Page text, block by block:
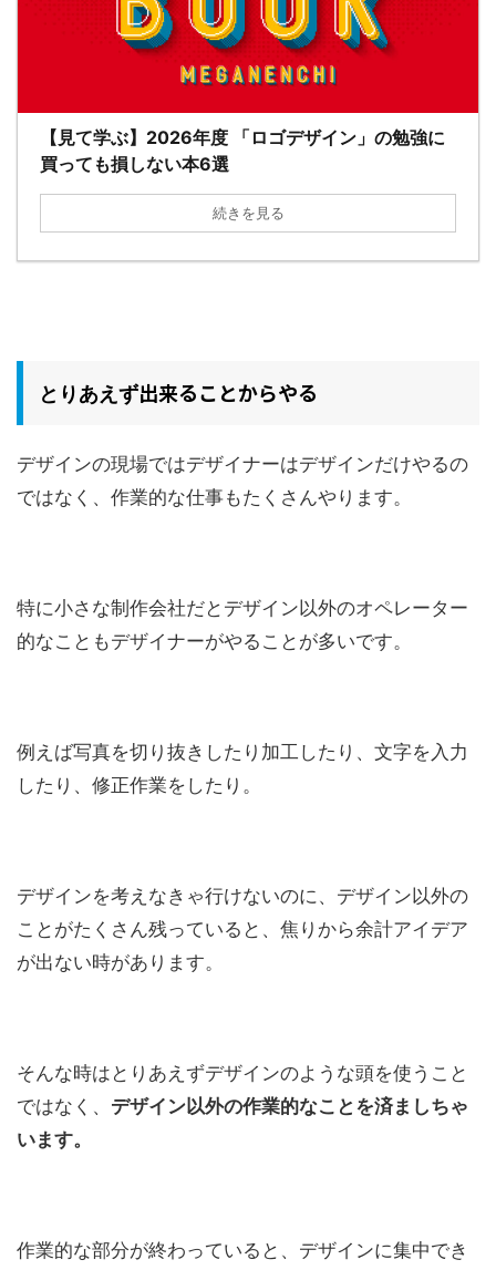
【見て学ぶ】2026年度 「ロゴデザイン」の勉強に
買っても損しない本6選
続きを見る
とりあえず出来ることからやる
デザインの現場ではデザイナーはデザインだけやるの
ではなく、作業的な仕事もたくさんやります。
特に小さな制作会社だとデザイン以外のオペレーター
的なこともデザイナーがやることが多いです。
例えば写真を切り抜きしたり加工したり、文字を入力
したり、修正作業をしたり。
デザインを考えなきゃ行けないのに、デザイン以外の
ことがたくさん残っていると、焦りから余計アイデア
が出ない時があります。
そんな時はとりあえずデザインのような頭を使うこと
ではなく、 デザイン以外の作業的なことを済ましちゃ
います。
作業的な部分が終わっていると、デザインに集中でき